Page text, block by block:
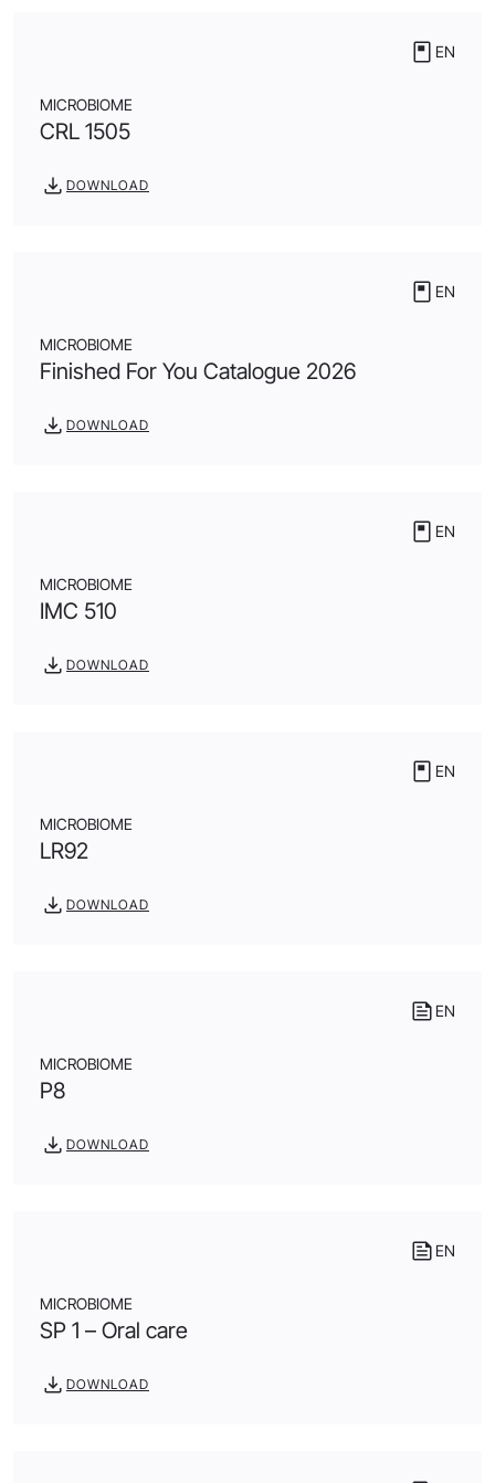
EN
MICROBIOME
CRL 1505
DOWNLOAD
EN
MICROBIOME
Finished For You Catalogue 2026
DOWNLOAD
EN
MICROBIOME
IMC 510
DOWNLOAD
EN
MICROBIOME
LR92
DOWNLOAD
EN
MICROBIOME
P8
DOWNLOAD
EN
MICROBIOME
SP 1 – Oral care
DOWNLOAD